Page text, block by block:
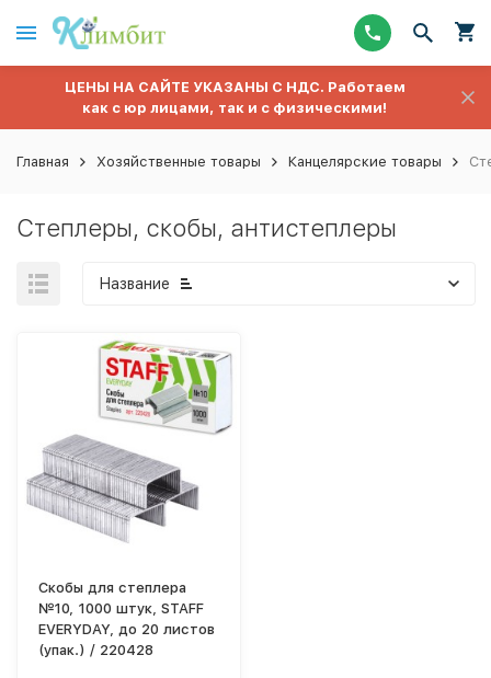
ЦЕНЫ НА САЙТЕ УКАЗАНЫ С НДС. Работаем
как с юр лицами, так и с физическими!
Главная Хозяйственные товары Канцелярские товары
Степлеры, скобы, антистеплеры
Название
Скобы для степлера
№10, 1000 штук, STAFF
EVERYDAY, до 20 листов
(упак.) / 220428